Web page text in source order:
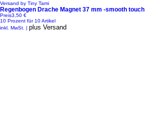
Versand by Tiny Tami
Regenbogen Drache Magnet 37 mm -smooth touch
Preis3,50 €
10 Prozent für 10 Artikel
inkl. MwSt. | plus Versand